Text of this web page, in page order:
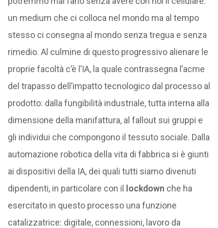
un medium che ci colloca nel mondo ma al tempo
stesso ci consegna al mondo senza tregua e senza
rimedio. Al culmine di questo progressivo alienare le
proprie facoltà c’è l’IA, la quale contrassegna l’acme
del trapasso dell’impatto tecnologico dal processo al
prodotto: dalla fungibilità industriale, tutta interna alla
dimensione della manifattura, al fallout sui gruppi e
gli individui che compongono il tessuto sociale. Dalla
automazione robotica della vita di fabbrica si è giunti
ai dispositivi della IA, dei quali tutti siamo divenuti
dipendenti, in particolare con il
lockdown che ha
esercitato in questo processo una funzione
catalizzatrice: digitale, connessioni, lavoro da